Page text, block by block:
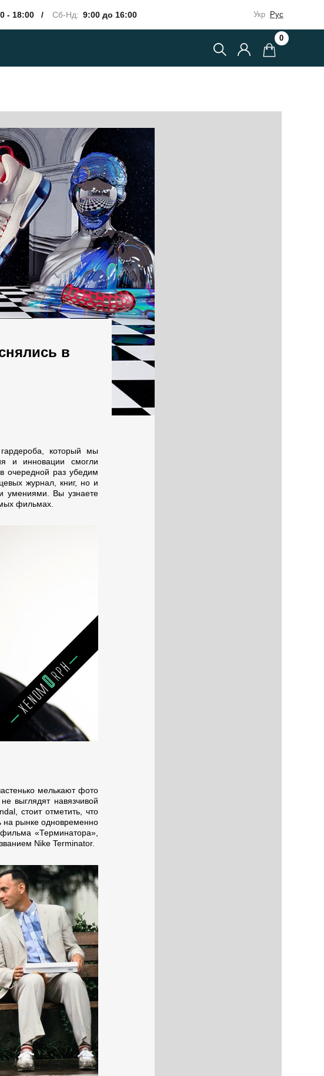
- 18:00 / Сб-Нд: 9:00 до 16:00 Укр Рус
0
в
который мы
и инновации смогли
очередной раз убедим
журнал, книг, но и
умениями. Вы узнаете
фильмах.
мелькают фото
выглядят навязчивой
стоит отметить, что
на рынке одновременно
«Терминатора»,
Nike Terminator.